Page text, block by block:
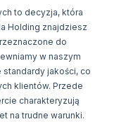
to decyzja, która
Holding znajdziesz
do
w naszym
jakości, co
klientów. Przede
charakteryzują
na trudne warunki.